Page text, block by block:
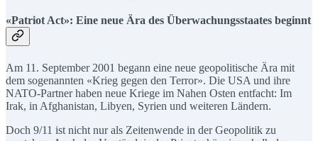
«Patriot Act»: Eine neue Ära des Überwachungsstaates beginnt
Am 11. September 2001 begann eine neue geopolitische Ära mit
dem sogenannten «Krieg gegen den Terror». Die USA und ihre
NATO-Partner haben neue Kriege im Nahen Osten entfacht: Im
Irak, in Afghanistan, Libyen, Syrien und weiteren Ländern.
Doch 9/11 ist nicht nur als Zeitenwende in der Geopolitik zu